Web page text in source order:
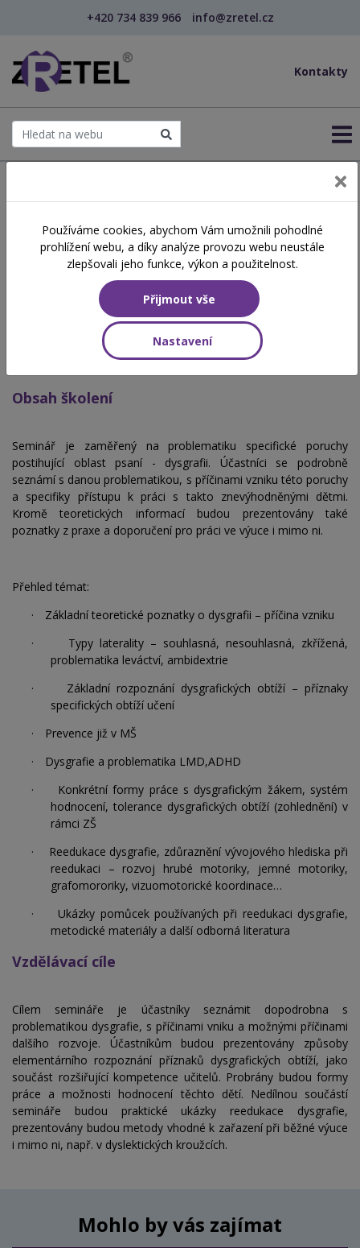
+420 734 839 966 info@zretel.cz
Kontakty
Dysgrafie – specifická
vývojová porucha učení –
Hodinová dotace
Obsah školení
Seminář je zaměřený na problematiku specifické poruchy
postihující oblast psaní - dysgrafii. Účastníci se podrobně
seznámí s danou problematikou, s příčinami vzniku této poruchy
a specifiky přístupu k práci s takto znevýhodněnými dětmi.
Kromě teoretických informací budou prezentovány také
poznatky z praxe a doporučení pro práci ve výuce i mimo ni.
Přehled témat:
·
Základní teoretické poznatky o dysgrafii – příčina vzniku
·
Typy laterality – souhlasná, nesouhlasná, zkřížená,
problematika leváctví, ambidextrie
·
Základní rozpoznání dysgrafických obtíží – příznaky
specifických obtíží učení
·
Prevence již v MŠ
·
Dysgrafie a problematika LMD,ADHD
·
Konkrétní formy práce s dysgrafickým žákem, systém
hodnocení, tolerance dysgrafických obtíží (zohlednění) v
rámci ZŠ
·
Reedukace dysgrafie, zdůraznění vývojového hlediska při
reedukaci – rozvoj hrubé motoriky, jemné motoriky,
grafomororiky, vizuomotorické koordinace…
·
Ukázky pomůcek používaných při reedukaci dysgrafie,
metodické materiály a další odborná literatura
Vzdělávací cíle
Cílem semináře je účastníky seznámit dopodrobna s
problematikou dysgrafie, s příčinami vniku a možnými příčinami
dalšího rozvoje. Účastníkům budou prezentovány způsoby
elementárního rozpoznání příznaků dysgrafických obtíží, jako
součást rozšiřující kompetence učitelů. Probrány budou formy
práce a možnosti hodnocení těchto dětí. Nedílnou součástí
semináře budou praktické ukázky reedukace dysgrafie,
prezentovány budou metody vhodné k zařazení při běžné výuce
i mimo ni, např. v dyslektických kroužcích.
Mohlo by vás zajímat
Používáme cookies, abychom Vám umožnili pohodlné
prohlížení webu, a díky analýze provozu webu neustále
zlepšovali jeho funkce, výkon a použitelnost.
Přijmout vše
Nastavení